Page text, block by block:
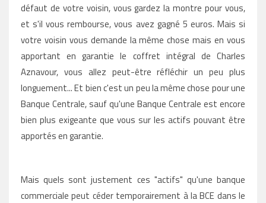
défaut de votre voisin, vous gardez la montre pour vous,
et s'il vous rembourse, vous avez gagné 5 euros. Mais si
votre voisin vous demande la même chose mais en vous
apportant en garantie le coffret intégral de Charles
Aznavour, vous allez peut-être réfléchir un peu plus
longuement... Et bien c'est un peu la même chose pour une
Banque Centrale, sauf qu'une Banque Centrale est encore
bien plus exigeante que vous sur les actifs pouvant être
apportés en garantie.
Mais quels sont justement ces "actifs" qu'une banque
commerciale peut céder temporairement à la BCE dans le